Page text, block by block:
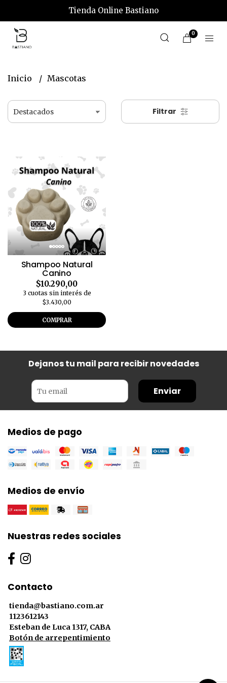
Tienda Online Bastiano
0
Inicio Mascotas
Filtrar
Shampoo Natural
Canino
$10.290,00
3 cuotas sin interés de
$3.430,00
COMPRAR
Dejanos tu mail para recibir novedades
Enviar
Medios de pago
Medios de envío
Nuestras redes sociales
Contacto
tienda@bastiano.com.ar
1123612143
Esteban de Luca 1317, CABA
Botón de arrepentimiento